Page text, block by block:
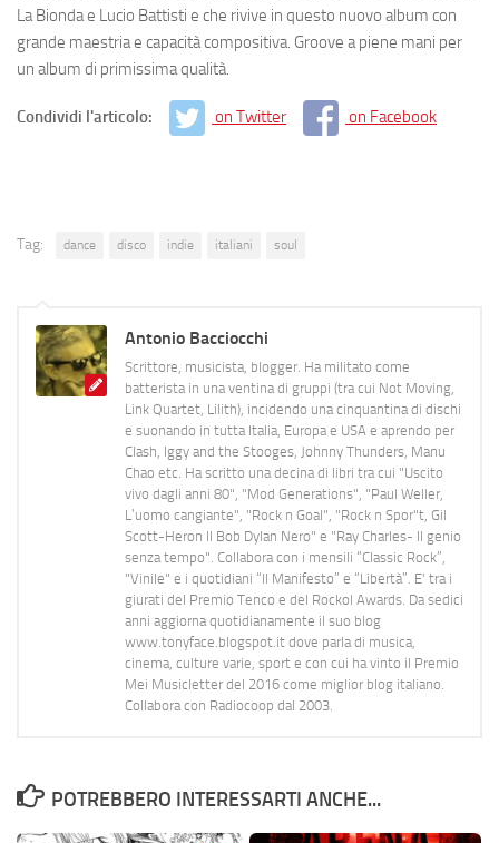
La Bionda e Lucio Battisti e che rivive in questo nuovo album con
grande maestria e capacità compositiva. Groove a piene mani per
un album di primissima qualità.
Condividi l'articolo: on Twitter on Facebook
Tag: dance disco indie italiani soul
Antonio Bacciocchi
Scrittore, musicista, blogger. Ha militato come
batterista in una ventina di gruppi (tra cui Not Moving,
Link Quartet, Lilith), incidendo una cinquantina di dischi
e suonando in tutta Italia, Europa e USA e aprendo per
Clash, Iggy and the Stooges, Johnny Thunders, Manu
Chao etc. Ha scritto una decina di libri tra cui "Uscito
vivo dagli anni 80", "Mod Generations", "Paul Weller,
L’uomo cangiante", "Rock n Goal", "Rock n Spor"t, Gil
Scott-Heron Il Bob Dylan Nero" e "Ray Charles- Il genio
senza tempo". Collabora con i mensili “Classic Rock”,
"Vinile" e i quotidiani “Il Manifesto” e “Libertà”. E' tra i
giurati del Premio Tenco e del Rockol Awards. Da sedici
anni aggiorna quotidianamente il suo blog
www.tonyface.blogspot.it dove parla di musica,
cinema, culture varie, sport e con cui ha vinto il Premio
Mei Musicletter del 2016 come miglior blog italiano.
Collabora con Radiocoop dal 2003.
POTREBBERO INTERESSARTI ANCHE...